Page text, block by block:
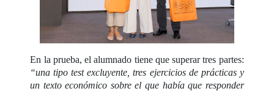
En la prueba, el alumnado tiene que superar tres partes:
“una tipo test excluyente, tres ejercicios de prácticas y
un texto económico sobre el que había que responder